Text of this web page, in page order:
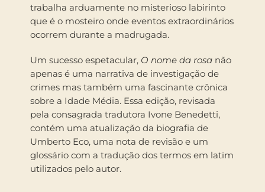
trabalha arduamente no misterioso labirinto
que é o mosteiro onde eventos extraordinários
ocorrem durante a madrugada.
Um sucesso espetacular, O nome da rosa não
apenas é uma narrativa de investigação de
crimes mas também uma fascinante crônica
sobre a Idade Média. Essa edição, revisada
pela consagrada tradutora Ivone Benedetti,
contém uma atualização da biografia de
Umberto Eco, uma nota de revisão e um
glossário com a tradução dos termos em latim
utilizados pelo autor.